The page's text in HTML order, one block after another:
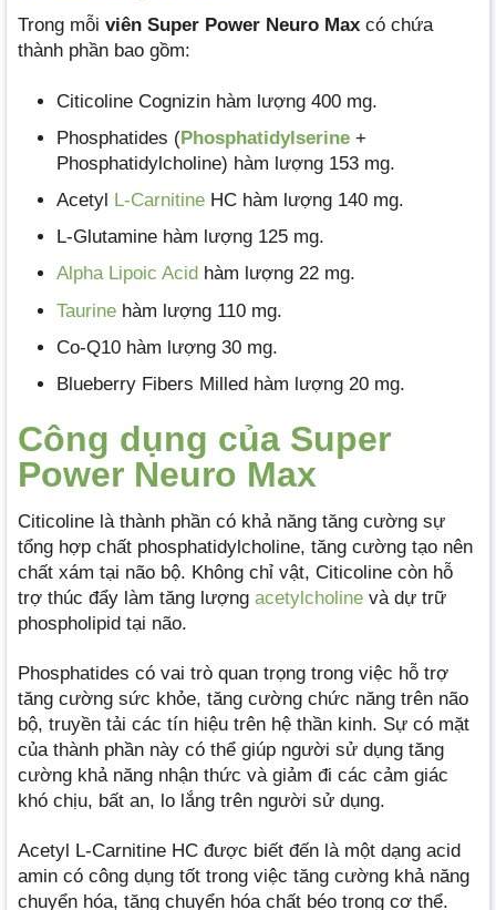
Trong mỗi viên Super Power Neuro Max có chứa
thành phần bao gồm:
Citicoline Cognizin hàm lượng 400 mg.
Phosphatides (Phosphatidylserine +
Phosphatidylcholine) hàm lượng 153 mg.
Acetyl L-Carnitine HC hàm lượng 140 mg.
L-Glutamine hàm lượng 125 mg.
Alpha Lipoic Acid hàm lượng 22 mg.
Taurine hàm lượng 110 mg.
Co-Q10 hàm lượng 30 mg.
Blueberry Fibers Milled hàm lượng 20 mg.
Công dụng của Super
Power Neuro Max
Citicoline là thành phần có khả năng tăng cường sự
tổng hợp chất phosphatidylcholine, tăng cường tạo nên
chất xám tại não bộ. Không chỉ vật, Citicoline còn hỗ
trợ thúc đẩy làm tăng lượng acetylcholine và dự trữ
phospholipid tại não.
Phosphatides có vai trò quan trọng trong việc hỗ trợ
tăng cường sức khỏe, tăng cường chức năng trên não
bộ, truyền tải các tín hiệu trên hệ thần kinh. Sự có mặt
của thành phần này có thể giúp người sử dụng tăng
cường khả năng nhận thức và giảm đi các cảm giác
khó chịu, bất an, lo lắng trên người sử dụng.
Acetyl L-Carnitine HC được biết đến là một dạng acid
amin có công dụng tốt trong việc tăng cường khả năng
chuyển hóa, tăng chuyển hóa chất béo trong cơ thể.